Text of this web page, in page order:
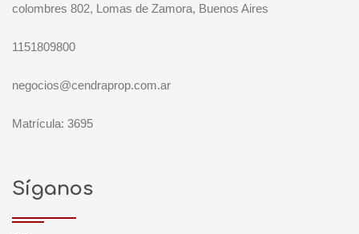
colombres 802, Lomas de Zamora, Buenos Aires
1151809800
negocios@cendraprop.com.ar
Matrícula: 3695
Síganos